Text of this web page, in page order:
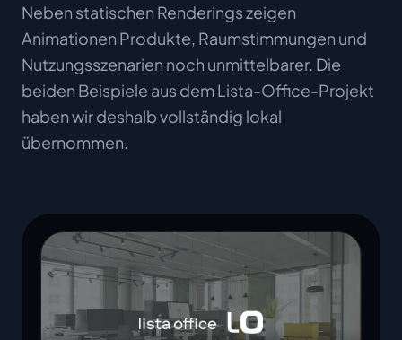
Neben statischen Renderings zeigen
Animationen Produkte, Raumstimmungen und
Nutzungsszenarien noch unmittelbarer. Die
beiden Beispiele aus dem Lista-Office-Projekt
haben wir deshalb vollständig lokal
übernommen.